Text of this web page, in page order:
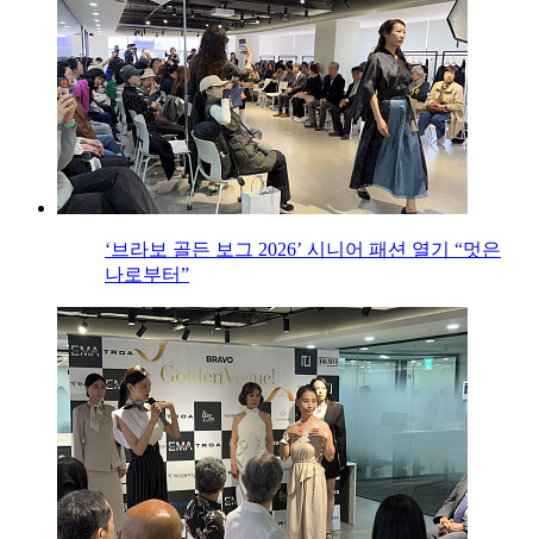
‘브라보 골든 보그 2026’ 시니어 패션 열기 “멋은
나로부터”